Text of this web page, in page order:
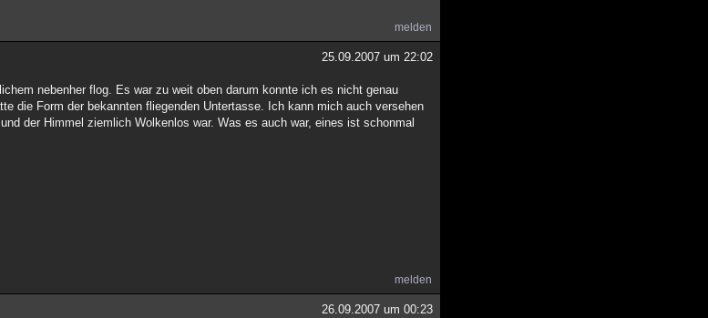
melden
25.09.2007 um 22:02
nebenher flog. Es war zu weit oben darum konnte ich es nicht genau
die Form der bekannten fliegenden Untertasse. Ich kann mich auch versehen
der Himmel ziemlich Wolkenlos war. Was es auch war, eines ist schonmal
melden
26.09.2007 um 00:23